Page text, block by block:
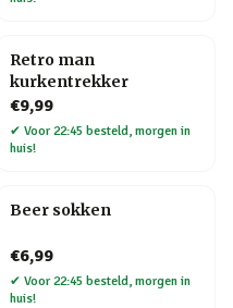
Retro man
kurkentrekker
€9,99
✔ Voor 22:45 besteld, morgen in
huis!
Beer sokken
€6,99
✔ Voor 22:45 besteld, morgen in
huis!